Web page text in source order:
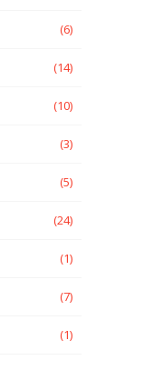
(6)
(14)
(10)
(3)
(5)
(24)
(1)
(7)
(1)